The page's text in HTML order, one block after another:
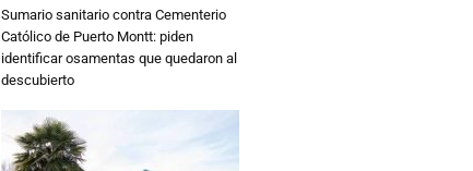
Sumario sanitario contra Cementerio
Católico de Puerto Montt: piden
identificar osamentas que quedaron al
descubierto